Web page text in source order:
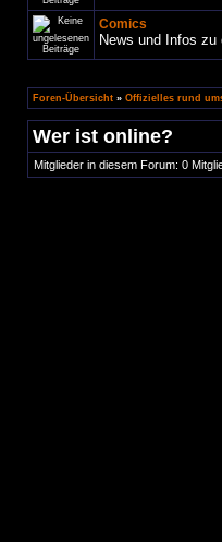
Comics
News und Infos
Foren-Übersicht » Offizielles rund
Wer ist online?
Mitglieder in diesem Forum: 0